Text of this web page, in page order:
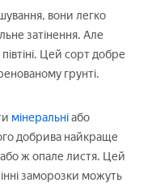
вони легко
затінення. Але
Цей сорт добре
грунті.
мінеральніабо
добрива найкраще
або ж опале листя. Цей
заморозки можуть